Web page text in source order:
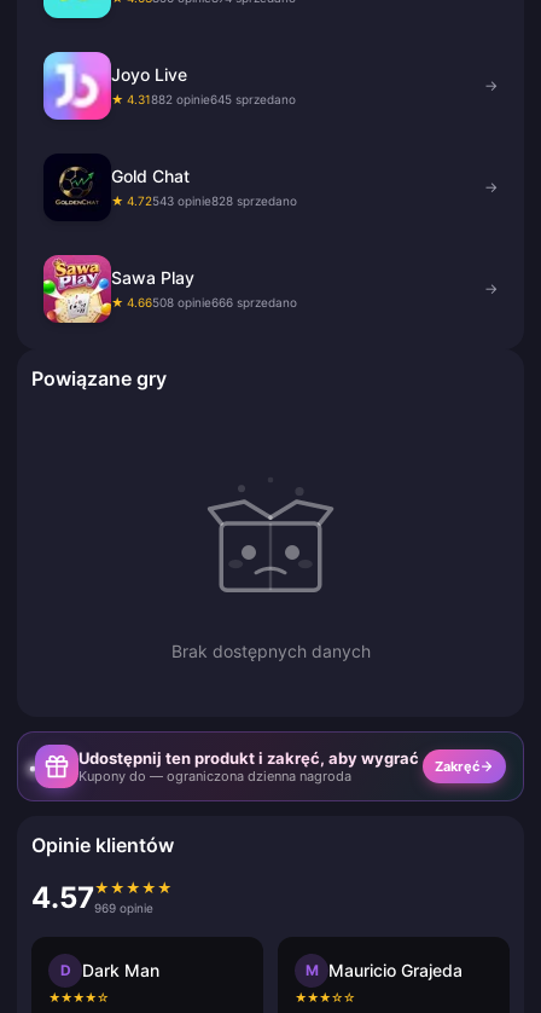
Joyo Live
★ 4.31882 opinie645 sprzedano
→
Gold Chat
★ 4.72543 opinie828 sprzedano
→
Sawa Play
★ 4.66508 opinie666 sprzedano
→
Powiązane gry
Brak dostępnych danych
Udostępnij ten produkt i zakręć, aby wygrać
Kupony do — ograniczona dzienna nagroda
Zakręć
Opinie klientów
4.57★ ★ ★ ★ ★
969 opinie
D Dark Man
★★★★☆
M Mauricio Grajeda
★★★☆☆